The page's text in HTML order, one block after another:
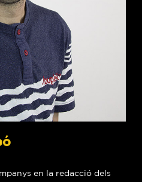
en la redacció dels